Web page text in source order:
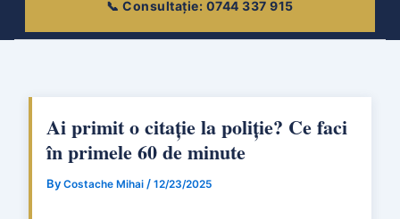
Ai primit o citație la poliție? Ce faci
în primele 60 de minute
By Costache Mihai / 12/23/2025